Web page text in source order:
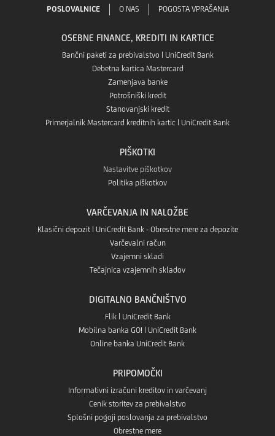
Google
Play
App
store
v
Aplikaciji
App
POSLOVALNICE O NAS POGOSTA VPRAŠANJA
OSEBNE FINANCE, KREDITI IN KARTICE
Bančni paketi za prebivalstvo | UniCredit Bank
Debetna kartica Mastercard
Zamenjava banke
Potrošniški kredit
Stanovanjski kredit
Primerjalnik Mastercard kreditnih kartic | UniCredit Bank
PIŠKOTKI
Nastavitve piškotkov
Politika piškotkov
VARČEVANJA IN NALOŽBE
Klasični depozit | UniCredit Bank - Obrestne mere za depozite
Varčevalni račun
Vzajemni skladi
Tečajnica vzajemnih skladov
DIGITALNO BANČNIŠTVO
Flik | UniCredit Bank
Mobilna banka GO! | UniCredit Bank
Online banka UniCredit Bank
PRIPOMOČKI
Informativni izračuni kreditov in varčevanj
Cenik storitev za prebivalstvo
Splošni pogoji poslovanja za prebivalstvo
Obrestne mere